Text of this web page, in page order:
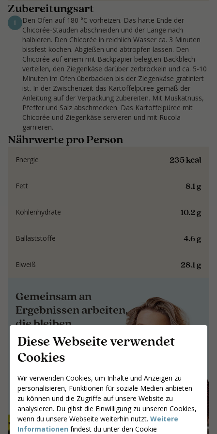
Diese Webseite verwendet
Cookies
Wir verwenden Cookies, um Inhalte und Anzeigen zu
personalisieren, Funktionen für soziale Medien anbieten
zu können und die Zugriffe auf unsere Website zu
analysieren. Du gibst die Einwilligung zu unseren Cookies,
wenn du unsere Webseite weiterhin nutzt. Weitere
Informationen findest du unter den Cookie
Zubereitungsart
1
Den Ofen auf 180 °C vorheizen. Das harte Ende der
Chicorée-Stauden abschneiden und der Länge nach
halbieren. Den Chicorée in reichlich Wasser ca. 3 Minuten
bissfest kochen. Abgießen und abtropfen lassen. Den
Chicorée auf einem mit Backpapier belegten Backblech
verteilen, den Ziegenkäse darüber zerbröckeln und ca. 5-10
Minuten im Ofen überbacken bis der Ziegenkäse gratiniert
ist. In der Zwischenzeit das Kartoffelpüree gemäß der
Anleitung auf der Verpackung zubereiten. Mit Muskatnuss,
Pfeffer und Salz abschmecken. Das Kartoffelpüree mit
Chicorée und Ziegenkäse servieren und mit Rucola
garnieren.
Nährwerte pro Person
235 kcal
Energie
8.1 g
Fett
10.2 g
Kohlenhydrate
4.6 g
Ballaststoffe
28.1 g
Eiweiß
Gemeinsam an
Ergebnissen arbeiten,
die bleiben
Gemeinsam an Ergebnissen arbeiten,
die bleiben
Coaches suchen